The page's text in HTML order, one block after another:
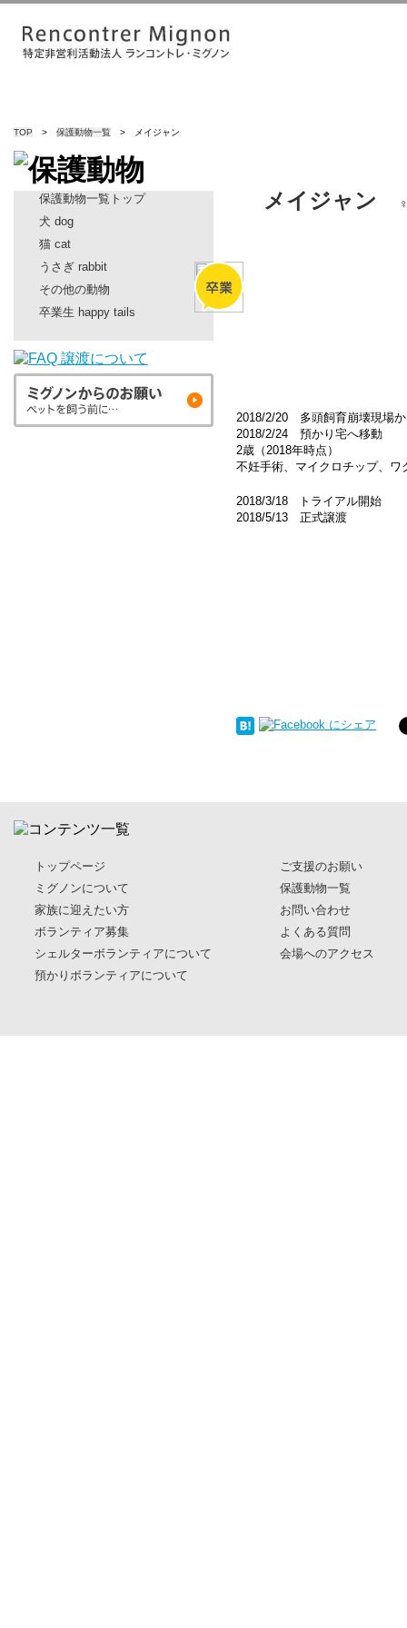
TOP > 保護動物一覧 > メイジャン
保護動物一覧トップ
犬 dog
猫 cat
うさぎ rabbit
その他の動物
卒業生 happy tails
メイジャン
2018/2/20 多頭飼育崩壊現場
2018/2/24 預かり宅へ移動
2歳（2018年時点）
不妊手術、マイクロチップ、
2018/3/18 トライアル開始
2018/5/13 正式譲渡
トップページ
ミグノンについて
家族に迎えたい方
ボランティア募集
シェルターボランティアについて
預かりボランティアについて
ご支援のお願い
保護動物一覧
お問い合わせ
よくある質問
会場へのアクセス